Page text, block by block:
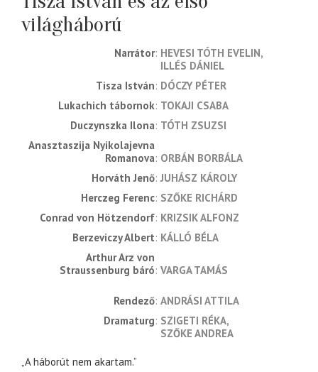
világháború
Narrátor HEVESI TÓTH EVELIN
ILLÉS DÁNIEL
Tisza István DÓCZY PÉTER
Lukachich tábornok TOKAJI CSABA
Duczynszka Ilona TÓTH ZSUZSI
Anasztaszija Nyikolajevna
Romanova ORBÁN BORBÁLA
Horváth Jenő JUHÁSZ KÁROLY
Herczeg Ferenc SZŐKE RICHÁRD
Conrad von Hötzendorf KRIZSIK ALFONZ
Berzeviczy Albert KÁLLÓ BÉLA
Arthur Arz von
Straussenburg báró VARGA TAMÁS
rendező ANDRÁSI ATTILA
dramaturg SZIGETI RÉKA
SZŐKE ANDREA
„A háborút nem akartam.”